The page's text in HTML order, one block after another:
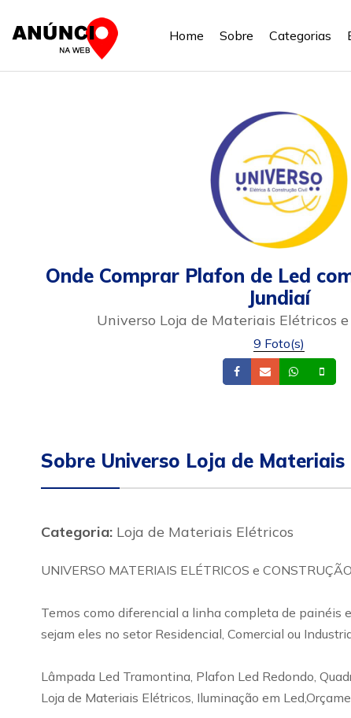
Home Sobre Categorias
Onde Comprar Plafon de Led
Jundiaí
Universo Loja de Materiais Elétricos
9 Foto(s)
Facebook
Email
Sobre Universo Loja de
Categoria: Loja de Materiais Elétricos
UNIVERSO MATERIAIS ELÉTRICOS e
Temos como diferencial a linha completa de painéis
sejam eles no setor Residencial, Comercial ou
Lâmpada Led Tramontina, Plafon Led Redondo,
Loja de Materiais Elétricos, Iluminação em